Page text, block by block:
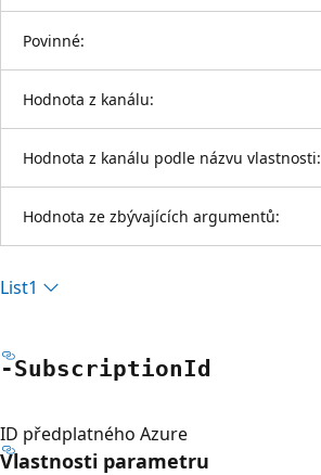
Povinné:
Hodnota z kanálu:
Hodnota z kanálu podle názvu vlastnosti:
Hodnota ze zbývajících argumentů:
List1
-SubscriptionId
ID předplatného Azure
Vlastnosti parametru